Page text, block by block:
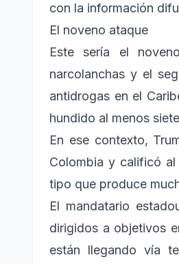
con la información
El noveno ataque
Este sería el
narcolanchas y el
antidrogas en el
hundido al menos
En ese contexto,
Colombia y calificó
tipo que produce
El mandatario
dirigidos a objetivos
están llegando vía